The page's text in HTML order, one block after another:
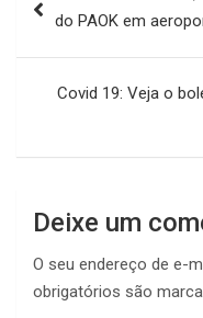
de
do PAOK em
Covid 19: Veja o
Deixe um
O seu endereço de e-
obrigatórios são